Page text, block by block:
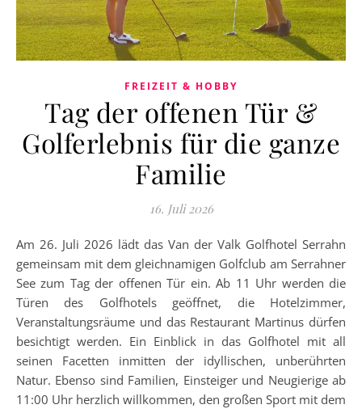
FREIZEIT & HOBBY
Tag der offenen Tür &
Golferlebnis für die ganze
Familie
16. Juli 2026
Am 26. Juli 2026 lädt das Van der Valk Golfhotel Serrahn
gemeinsam mit dem gleichnamigen Golfclub am Serrahner
See zum Tag der offenen Tür ein. Ab 11 Uhr werden die
Türen des Golfhotels geöffnet, die Hotelzimmer,
Veranstaltungsräume und das Restaurant Martinus dürfen
besichtigt werden. Ein Einblick in das Golfhotel mit all
seinen Facetten inmitten der idyllischen, unberührten
Natur. Ebenso sind Familien, Einsteiger und Neugierige ab
11:00 Uhr herzlich willkommen, den großen Sport mit dem